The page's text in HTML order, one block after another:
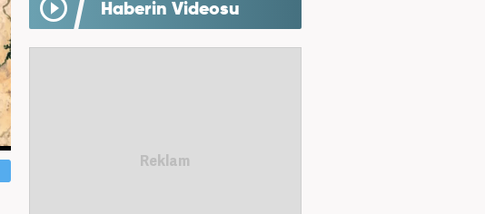
Haberin Videosu